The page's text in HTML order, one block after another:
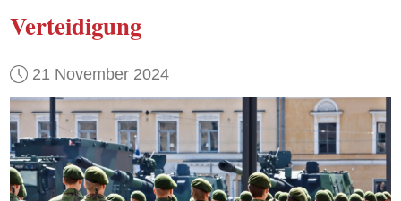
Verteidigung
21 November 2024